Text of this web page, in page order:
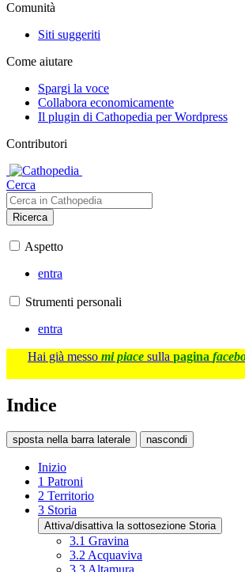
Comunità
Siti suggeriti
Come aiutare
Spargi la voce
Collabora economicamente
Il plugin di Cathopedia per Wordpress
Contributori
Cerca
Ricerca
Aspetto
entra
Strumenti personali
entra
Hai già messo mi piace sulla pagina
Indice
sposta nella barra laterale nascondi
Inizio
1 Patroni
2 Territorio
3 Storia
Attiva/disattiva la sottosezione Storia
3.1 Gravina
3.2Acquaviva